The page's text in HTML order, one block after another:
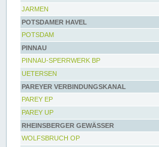
JARMEN
POTSDAMER HAVEL
POTSDAM
PINNAU
PINNAU-SPERRWERK BP
UETERSEN
PAREYER VERBINDUNGSKANAL
PAREY EP
PAREY UP
RHEINSBERGER GEWÄSSER
WOLFSBRUCH OP